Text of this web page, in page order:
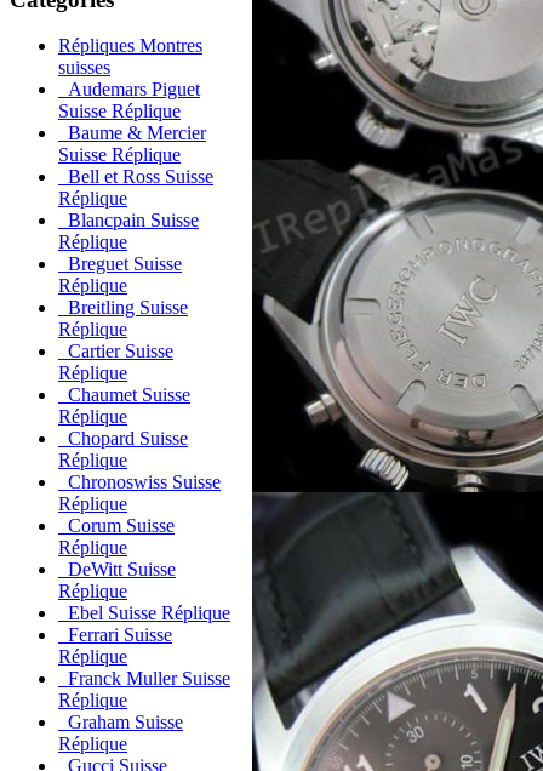
Répliques Montres
suisses
Audemars Piguet
Suisse Réplique
Baume & Mercier
Suisse Réplique
Bell et Ross Suisse
Réplique
Blancpain Suisse
Réplique
Breguet Suisse
Réplique
Breitling Suisse
Réplique
Cartier Suisse
Réplique
Chaumet Suisse
Réplique
Chopard Suisse
Réplique
Chronoswiss Suisse
Réplique
Corum Suisse
Réplique
DeWitt Suisse
Réplique
Ebel Suisse Réplique
Ferrari Suisse
Réplique
Franck Muller Suisse
Réplique
Graham Suisse
Réplique
Gucci Suisse